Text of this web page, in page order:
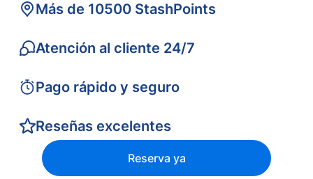
Más de 10500 StashPoints
Atención al cliente 24/7
Pago rápido y seguro
Reseñas excelentes
Reserva ya